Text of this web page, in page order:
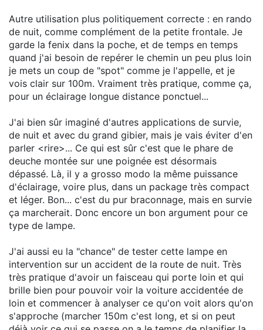
Autre utilisation plus politiquement correcte : en rando
de nuit, comme complément de la petite frontale. Je
garde la fenix dans la poche, et de temps en temps
quand j'ai besoin de repérer le chemin un peu plus loin
je mets un coup de "spot" comme je l'appelle, et je
vois clair sur 100m. Vraiment très pratique, comme ça,
pour un éclairage longue distance ponctuel...
J'ai bien sûr imaginé d'autres applications de survie,
de nuit et avec du grand gibier, mais je vais éviter d'en
parler <rire>... Ce qui est sûr c'est que le phare de
deuche montée sur une poignée est désormais
dépassé. Là, il y a grosso modo la même puissance
d'éclairage, voire plus, dans un package très compact
et léger. Bon... c'est du pur braconnage, mais en survie
ça marcherait. Donc encore un bon argument pour ce
type de lampe.
J'ai aussi eu la "chance" de tester cette lampe en
intervention sur un accident de la route de nuit. Très
très pratique d'avoir un faisceau qui porte loin et qui
brille bien pour pouvoir voir la voiture accidentée de
loin et commencer à analyser ce qu'on voit alors qu'on
s'approche (marcher 150m c'est long, et si on peut